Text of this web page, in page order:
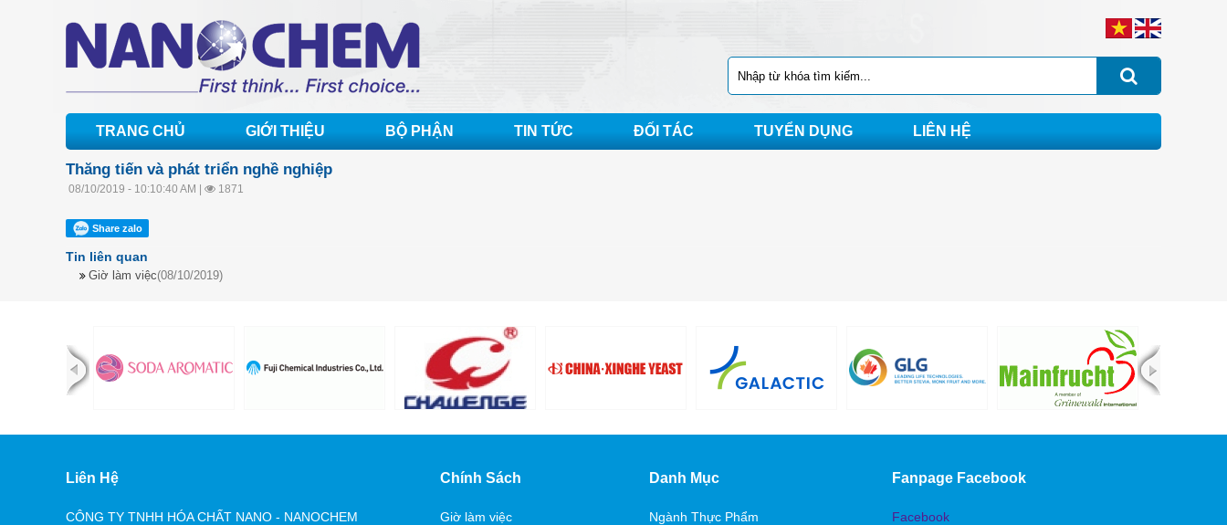
TRANG CHỦ GIỚI THIỆU BỘ PHẬN TIN TỨC ĐỐI TÁC TUYỂN DỤNG LIÊN HỆ
Thăng tiến và phát triển nghề nghiệp
08/10/2019 - 10:10:40 AM | 1871
Share zalo
Tin liên quan
Giờ làm việc(08/10/2019)
Liên Hệ
CÔNG TY TNHH HÓA CHẤT NANO - NANOCHEM
Chính Sách
Giờ làm việc
Danh Mục
Ngành Thực Phẩm
Fanpage Facebook
Facebook